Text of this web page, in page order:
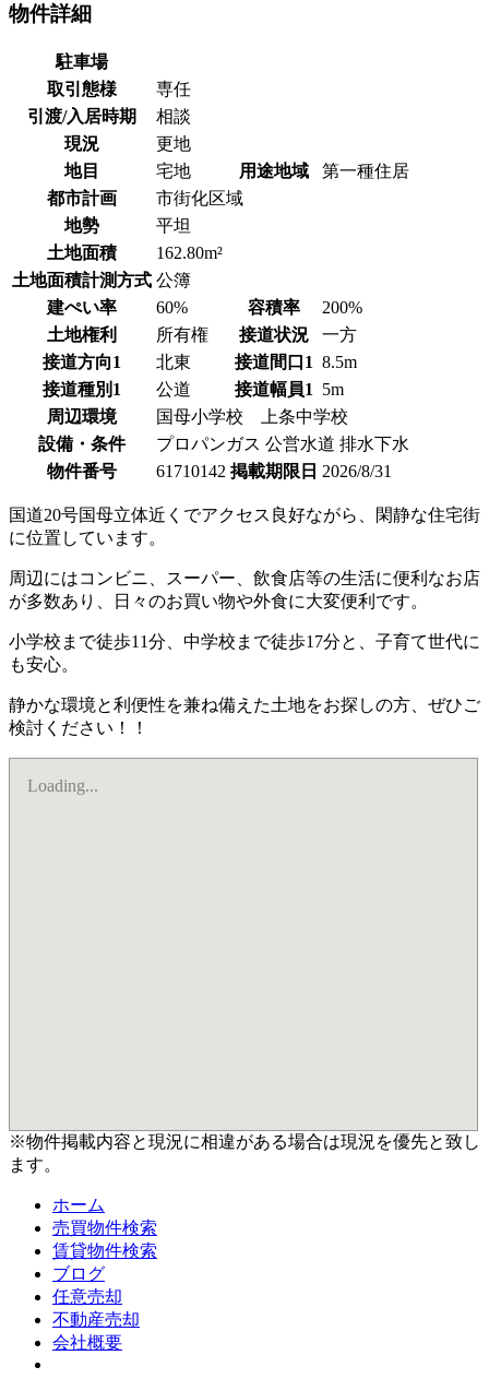
物件詳細
駐車場
取引態様
専任
引渡/入居時期
相談
現況
更地
地目
宅地 用途地域
第一種住居
都市計画
市街化区域
地勢
平坦
土地面積
162.80m²
土地面積計測方式 公簿
建ぺい率
60% 容積率
200%
土地権利
所有権 接道状況
一方
接道方向1
北東 接道間口1 8.5m
接道種別1
公道 接道幅員1
5m
周辺環境
国母小学校 上条中学校
設備・条件
プロパンガス 公営水道 排水下水
物件番号
61710142 掲載期限日 2026/8/31
国道20号国母立体近くでアクセス良好ながら、閑静な住宅街
に位置しています。
周辺にはコンビニ、スーパー、飲食店等の生活に便利なお店
が多数あり、日々のお買い物や外食に大変便利です。
小学校まで徒歩11分、中学校まで徒歩17分と、子育て世代に
も安心。
静かな環境と利便性を兼ね備えた土地をお探しの方、ぜひご
検討ください！！
Loading...
※物件掲載内容と現況に相違がある場合は現況を優先と致し
ます。
ホーム
売買物件検索
賃貸物件検索
ブログ
任意売却
不動産売却
会社概要